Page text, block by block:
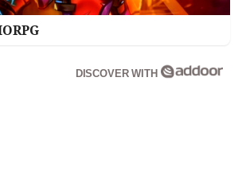
DISCOVER WITH